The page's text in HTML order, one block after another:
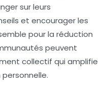
sur leurs
et encourager les
pour la réduction
peuvent
collectif qui amplifie